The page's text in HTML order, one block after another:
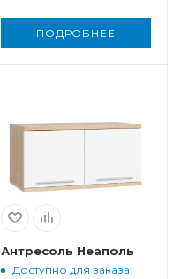
ПОДРОБНЕЕ
Антресоль Неаполь
Доступно для заказа